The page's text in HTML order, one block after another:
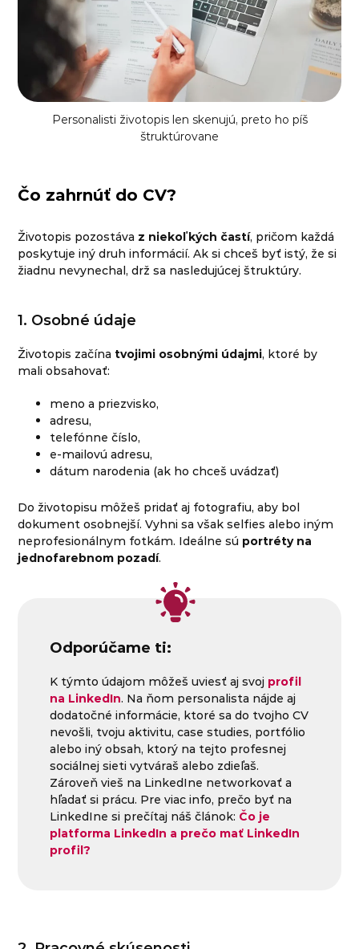
Personalisti životopis len skenujú, preto ho píš
štruktúrovane
Čo zahrnúť do CV?
Životopis pozostáva z niekoľkých častí, pričom každá
poskytuje iný druh informácií. Ak si chceš byť istý, že si
žiadnu nevynechal, drž sa nasledujúcej štruktúry.
1. Osobné údaje
Životopis začína tvojimi osobnými údajmi, ktoré by
mali obsahovať:
meno a priezvisko,
adresu,
telefónne číslo,
e-mailovú adresu,
dátum narodenia (ak ho chceš uvádzať)
Do životopisu môžeš pridať aj fotografiu, aby bol
dokument osobnejší. Vyhni sa však selfies alebo iným
neprofesionálnym fotkám. Ideálne sú portréty na
jednofarebnom pozadí.
Odporúčame ti:
K týmto údajom môžeš uviesť aj svoj profil
na LinkedIn. Na ňom personalista nájde aj
dodatočné informácie, ktoré sa do tvojho CV
nevošli, tvoju aktivitu, case studies, portfólio
alebo iný obsah, ktorý na tejto profesnej
sociálnej sieti vytváraš alebo zdieľaš.
Zároveň vieš na LinkedIne networkovať a
hľadať si prácu. Pre viac info, prečo byť na
LinkedIne si prečítaj náš článok: Čo je
platforma LinkedIn a prečo mať LinkedIn
profil?